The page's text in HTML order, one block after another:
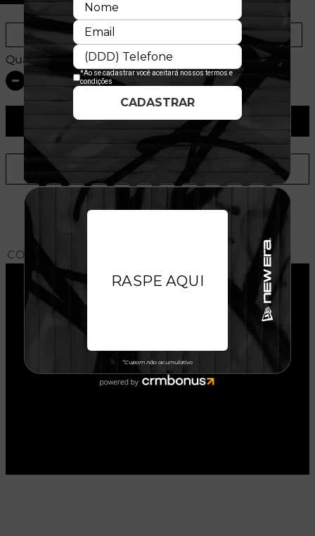
Provador Virtual Tabela de Medidas
Quantidade:
ADICIONAR AO CARRINHO
ADICIONAR A LISTA DE DESEJOS
CONHEÇA O MODELO DO BONÉ